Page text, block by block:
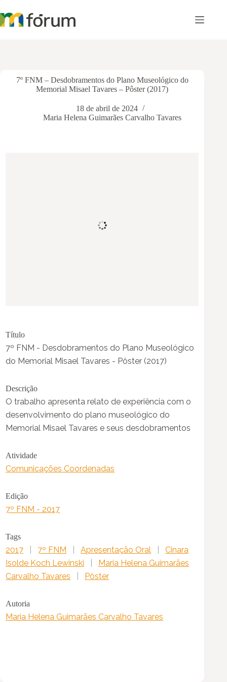
para
o
7º FNM – Desdobramentos do Plano Museológico do
Memorial Misael Tavares – Pôster (2017)
18 de abril de 2024
Maria Helena Guimarães Carvalho Tavares
Título
7º FNM - Desdobramentos do Plano Museológico
do Memorial Misael Tavares - Pôster (2017)
Descrição
O trabalho apresenta relato de experiência com o
desenvolvimento do plano museológico do
Memorial Misael Tavares e seus desdobramentos
Atividade
Comunicações Coordenadas
Edição
7º FNM - 2017
Tags
2017 7º FNM Apresentação Oral
Cinara
Isolde Koch Lewinski
Maria Helena Guimarães
Carvalho Tavares
Pôster
Autoria
Maria Helena Guimarães Carvalho Tavares